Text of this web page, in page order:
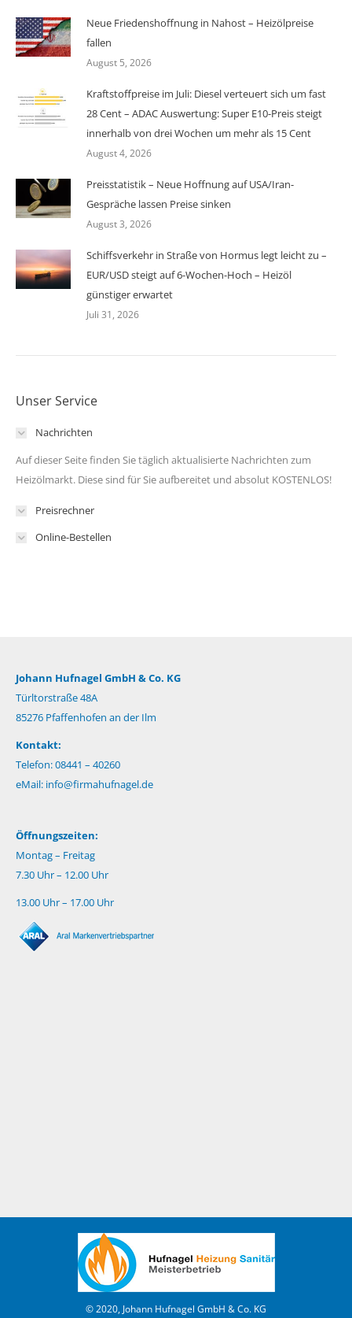
Neue Friedenshoffnung in Nahost – Heizölpreise
fallen
August 5, 2026
Kraftstoffpreise im Juli: Diesel verteuert sich um fast
28 Cent – ADAC Auswertung: Super E10-Preis steigt
innerhalb von drei Wochen um mehr als 15 Cent
August 4, 2026
Preisstatistik – Neue Hoffnung auf USA/Iran-
Gespräche lassen Preise sinken
August 3, 2026
Schiffsverkehr in Straße von Hormus legt leicht zu –
EUR/USD steigt auf 6-Wochen-Hoch – Heizöl
günstiger erwartet
Juli 31, 2026
Unser Service
Nachrichten
Auf dieser Seite finden Sie täglich aktualisierte Nachrichten zum
Heizölmarkt. Diese sind für Sie aufbereitet und absolut KOSTENLOS!
Preisrechner
Online-Bestellen
Johann Hufnagel GmbH & Co. KG
Türltorstraße 48A
85276 Pfaffenhofen an der Ilm
Kontakt:
Telefon: 08441 – 40260
eMail: info@firmahufnagel.de
Öffnungszeiten:
Montag – Freitag
7.30 Uhr – 12.00 Uhr
13.00 Uhr – 17.00 Uhr
© 2020, Johann Hufnagel GmbH & Co. KG